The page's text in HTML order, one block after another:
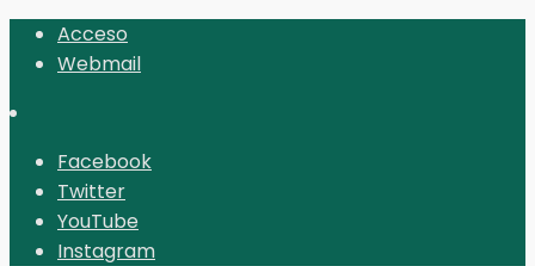
Acceso
Webmail
Facebook
Twitter
YouTube
Instagram